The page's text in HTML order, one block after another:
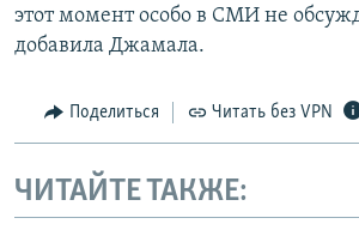
этот момент особо в СМИ не
добавила Джамала.
Поделиться Читать без VPN
ЧИТАЙТЕ ТАКЖЕ: